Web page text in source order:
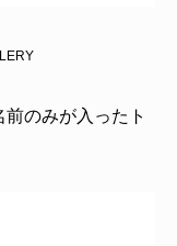
のみが入ったト